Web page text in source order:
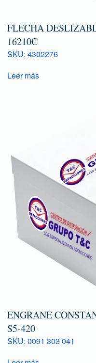
FLECHA
16210C
SKU: 4302276
Leer más
ENGRANE
S5-420
SKU: 0091 303 041